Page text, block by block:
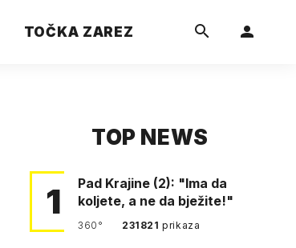
TOČKA ZAREZ
TOP NEWS
1
Pad Krajine (2): "Ima da
koljete, a ne da bježite!"
360° 231821prikaza